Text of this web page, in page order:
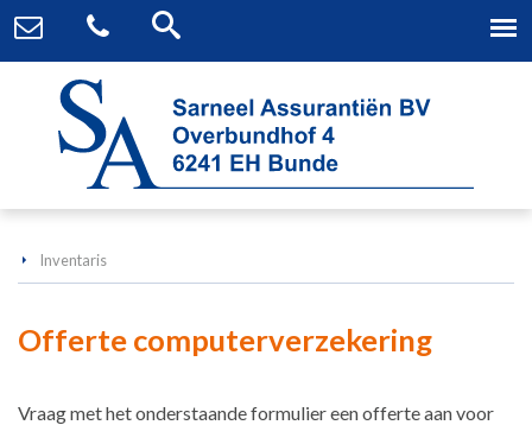
Inventaris
Offerte computerverzekering
Vraag met het onderstaande formulier een offerte aan voor